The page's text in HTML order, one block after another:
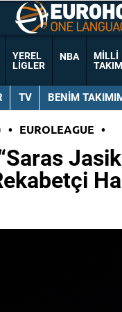
YEREL
LIGLER
NBA
MILLI
TV BENIM
• EUROLEAGUE •